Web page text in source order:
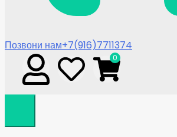
Позвони нам+7(916)7711374
0